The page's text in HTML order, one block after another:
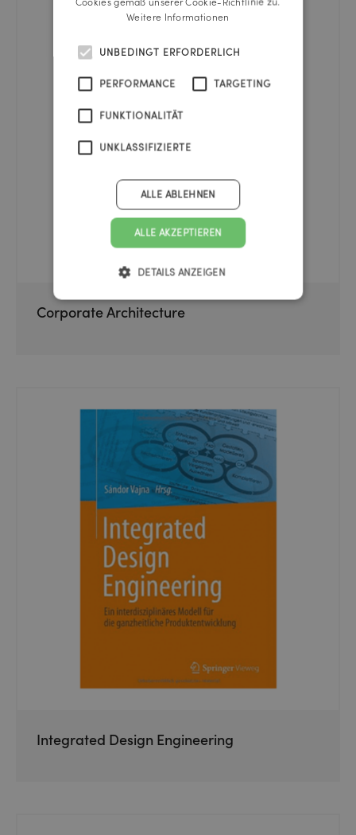
Corporate Architecture
Integrated Design Engineering
Weitere Informationen
UNBEDINGT ERFORDERLICH
PERFORMANCE TARGETING
FUNKTIONALITÄT
UNKLASSIFIZIERTE
ALLE AKZEPTIEREN
ALLE ABLEHNEN
DETAILS ANZEIGEN